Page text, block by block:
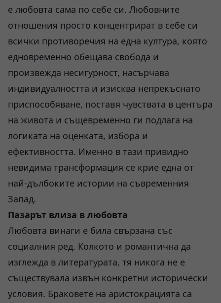
е любовта сама по себе си. Любовните
отношения просто концентрират в себе си
всички противоречия на една култура, която
едновременно обещава свобода и
произвежда несигурност, насърчава
индивидуалността и изисква непрекъснато
приспособяване, поставя чувствата в центъра
на живота и същевременно ги подлага на
логиката на оценката, избора и
ефективността. Именно в тази привидно
невидима трансформация се крие една от
най-дълбоките истории на съвременния
Запад.
Пазарът влиза в любовта
Любовта винаги е била свързана със
социалния ред. Колкото и романтична да
изглежда в литературата, тя никога не е
съществувала извън конкретни исторически
условия. Браковете на аристокрацията са